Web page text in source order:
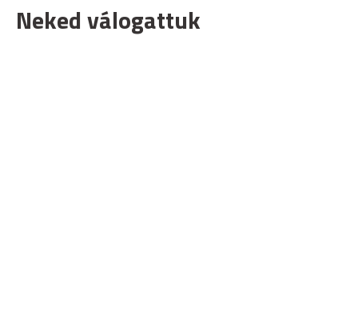
Neked válogattuk